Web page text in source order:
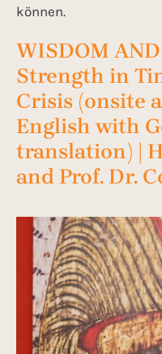
können.
WISDOM
Strength in
Crisis (onsite
English with
translation) |
and Prof. Dr.